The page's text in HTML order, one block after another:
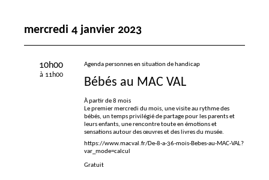
mercredi 4 janvier 2023
10h00
à 11h00
Agenda personnes en situation de handicap
Bébés au MAC VAL
À partir de 8 mois
Le premier mercredi du mois, une visite au rythme des
bébés, un temps privilégié de partage pour les parents et
leurs enfants, une rencontre toute en émotions et
sensations autour des œuvres et des livres du musée.
https://www.macval.fr/De-8-a-36-mois-Bebes-au-MAC-VAL?
var_mode=calcul
Gratuit